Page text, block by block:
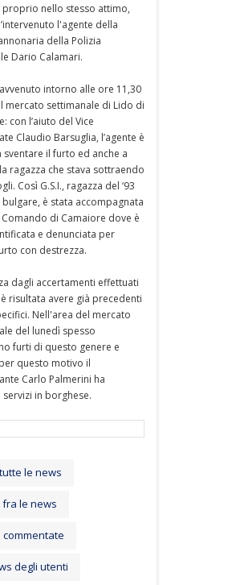
proprio nello stesso attimo,
l'agente della
della Polizia
Dario Calamari.
intorno alle ore 11,30
mercato settimanale di Lido di
con l’aiuto del Vice
Claudio Barsuglia, l’agente è
sventare il furto ed anche a
ragazza che stava sottraendo
Così G.S.I., ragazza del ‘93
è stata accompagnata
di Camaiore dove è
e denunciata per
con destrezza.
dagli accertamenti effettuati
risultata avere già precedenti
Nell'area del mercato
del lunedì spesso
furti di questo genere e
questo motivo il
Carlo Palmerini ha
in borghese.
le news
fra le news
commentate
degli utenti